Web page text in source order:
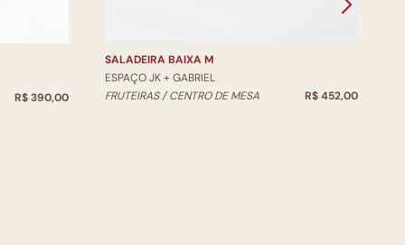
R$ 390,00
SALADEIRA BAIXA M
ESPAÇO JK + GABRIEL
FRUTEIRAS / CENTRO DE MESA
R$ 452,00